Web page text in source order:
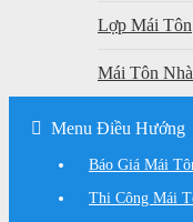
Lợp Mái Tôn
Mái Tôn
Menu Điều Hướng
Báo Giá Mái
Thi Công Mái